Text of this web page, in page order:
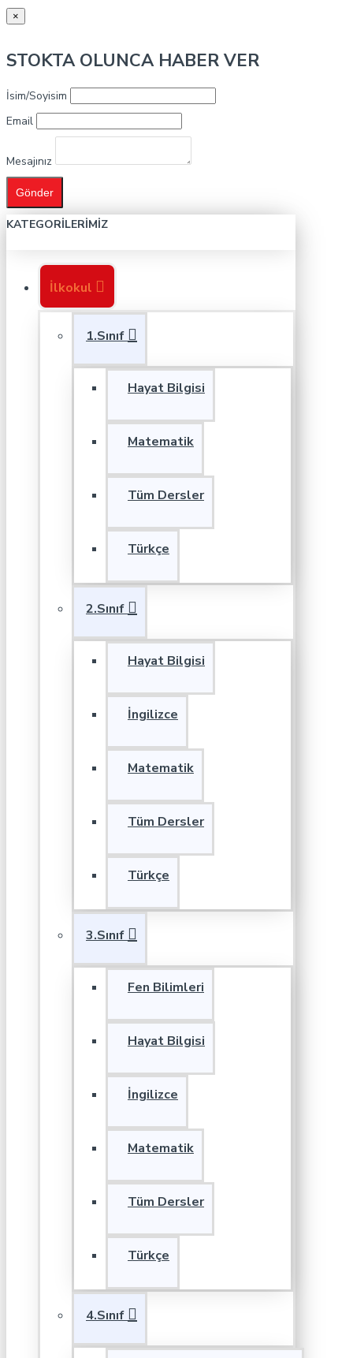
×
STOKTA OLUNCA HABER VER
İsim/Soyisim
Email
Mesajınız
Gönder
KATEGORILERIMIZ
İlkokul
1.Sınıf
Hayat Bilgisi
Matematik
Tüm Dersler
Türkçe
2.Sınıf
Hayat Bilgisi
İngilizce
Matematik
Tüm Dersler
Türkçe
3.Sınıf
Fen Bilimleri
Hayat Bilgisi
İngilizce
Matematik
Tüm Dersler
Türkçe
4.Sınıf